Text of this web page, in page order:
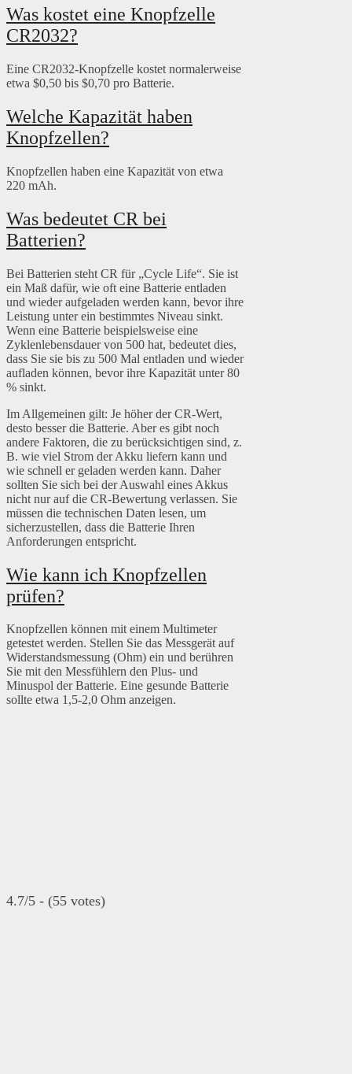
Was kostet eine Knopfzelle
CR2032?
Eine CR2032-Knopfzelle kostet normalerweise
etwa $0,50 bis $0,70 pro Batterie.
Welche Kapazität haben
Knopfzellen?
Knopfzellen haben eine Kapazität von etwa
220 mAh.
Was bedeutet CR bei
Batterien?
Bei Batterien steht CR für „Cycle Life“. Sie ist
ein Maß dafür, wie oft eine Batterie entladen
und wieder aufgeladen werden kann, bevor ihre
Leistung unter ein bestimmtes Niveau sinkt.
Wenn eine Batterie beispielsweise eine
Zyklenlebensdauer von 500 hat, bedeutet dies,
dass Sie sie bis zu 500 Mal entladen und wieder
aufladen können, bevor ihre Kapazität unter 80
% sinkt.
Im Allgemeinen gilt: Je höher der CR-Wert,
desto besser die Batterie. Aber es gibt noch
andere Faktoren, die zu berücksichtigen sind, z.
B. wie viel Strom der Akku liefern kann und
wie schnell er geladen werden kann. Daher
sollten Sie sich bei der Auswahl eines Akkus
nicht nur auf die CR-Bewertung verlassen. Sie
müssen die technischen Daten lesen, um
sicherzustellen, dass die Batterie Ihren
Anforderungen entspricht.
Wie kann ich Knopfzellen
prüfen?
Knopfzellen können mit einem Multimeter
getestet werden. Stellen Sie das Messgerät auf
Widerstandsmessung (Ohm) ein und berühren
Sie mit den Messfühlern den Plus- und
Minuspol der Batterie. Eine gesunde Batterie
sollte etwa 1,5-2,0 Ohm anzeigen.
4.7/5 - (55 votes)